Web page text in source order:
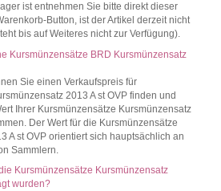
ist entnehmen Sie bitte direkt dieser
Button, ist der Artikel derzeit nicht
bis auf Weiteres nicht zur Verfügung).
Kursmünzensätze BRD Kursmünzensatz
Sie einen Verkaufspreis für
2013 A st OVP finden und
Ihrer Kursmünzensätze Kursmünzensatz
Der Wert für die Kursmünzensätze
A st OVP orientiert sich hauptsächlich an
Sammlern.
Kursmünzensätze Kursmünzensatz
wurden?